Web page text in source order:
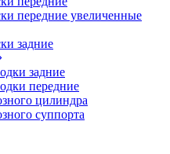
передние увеличенные
задние
задние
передние
цилиндра
суппорта